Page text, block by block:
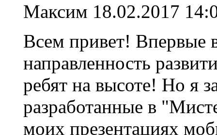
Максим 18.02.2017
Всем привет! Впервые
направленность
ребят на высоте! Но я
разработанные в
моих презентациях